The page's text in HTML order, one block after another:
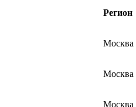
Регион
Москва
Москва
Москва